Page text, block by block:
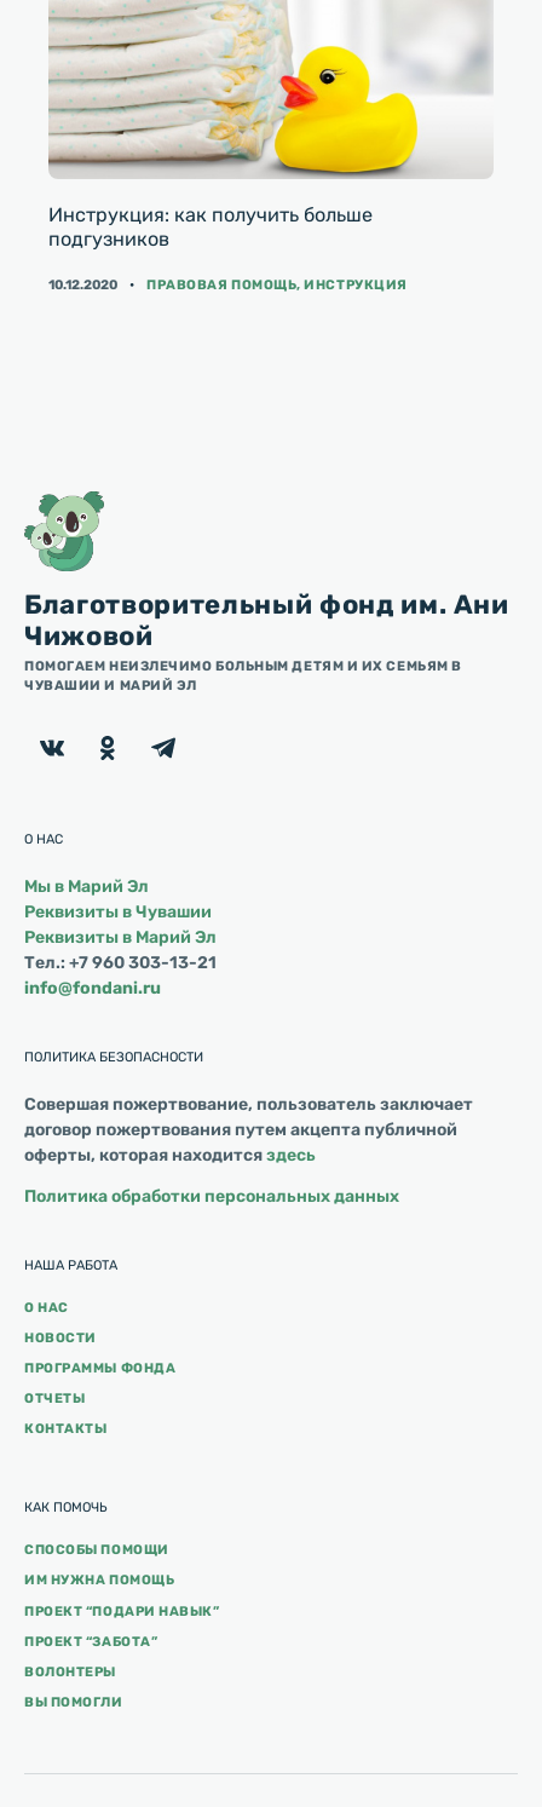
Инструкция: как получить больше
подгузников
10.12.2020 КАТЕГОРИИ
ПРАВОВАЯ ПОМОЩЬ,ИНСТРУКЦИЯ
Благотворительный фонд им. Ани
Чижовой
ПОМОГАЕМ НЕИЗЛЕЧИМО БОЛЬНЫМ ДЕТЯМ И ИХ СЕМЬЯМ В
ЧУВАШИИ И МАРИЙ ЭЛ
О НАС
Мы в Марий Эл
Реквизиты в Чувашии
Реквизиты в Марий Эл
Тел.: +7 960 303-13-21
info@fondani.ru
НАША РАБОТА
О НАС
НОВОСТИ
ПРОГРАММЫ ФОНДА
ОТЧЕТЫ
КОНТАКТЫ
КАК ПОМОЧЬ
СПОСОБЫ ПОМОЩИ
ИМ НУЖНА ПОМОЩЬ
ПРОЕКТ “ПОДАРИ НАВЫК”
ПРОЕКТ “ЗАБОТА”
ВОЛОНТЕРЫ
ВЫ ПОМОГЛИ
ПОЛИТИКА БЕЗОПАСНОСТИ
Совершая пожертвование, пользователь заключает
договор пожертвования путем акцепта публичной
оферты, которая находитсяздесь
Политика обработки персональных данных